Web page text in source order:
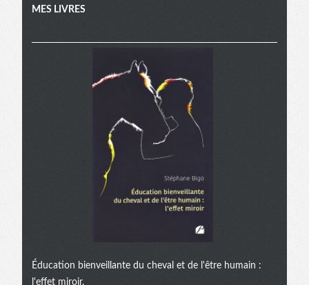
MES LIVRES
Éducation bienveillante du cheval et de l'être humain :
l'effet miroir.